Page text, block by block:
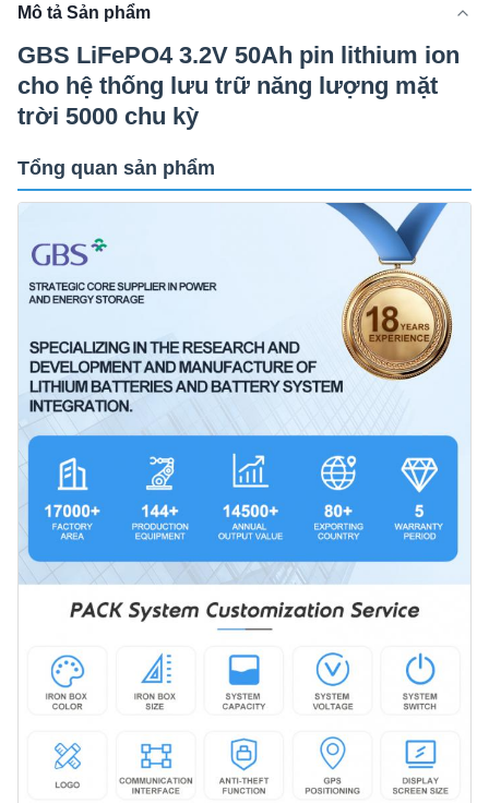
Mô tả Sản phẩm
GBS LiFePO4 3.2V 50Ah pin lithium ion
cho hệ thống lưu trữ năng lượng mặt
trời 5000 chu kỳ
Tổng quan sản phẩm